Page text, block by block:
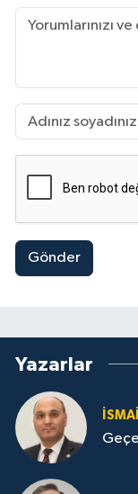
Gönder
Yazarlar